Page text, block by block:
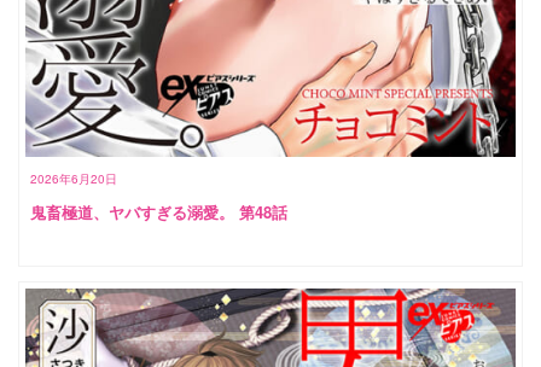
2026年6月20日
鬼畜極道、ヤバすぎる溺愛。 第48話